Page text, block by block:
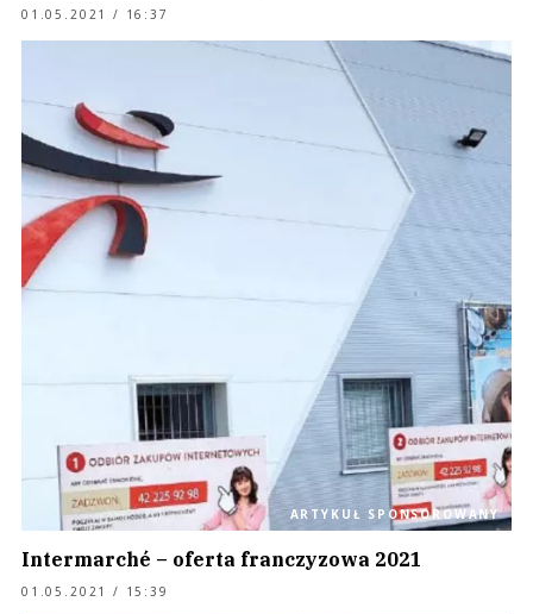
01.05.2021 / 16:37
ARTYKUŁ SPONSOROWANY
Intermarché – oferta franczyzowa 2021
01.05.2021 / 15:39